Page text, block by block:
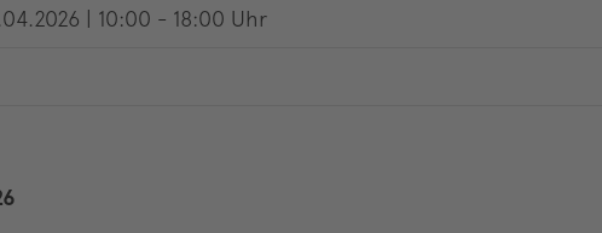
10:00 - 18:00 Uhr